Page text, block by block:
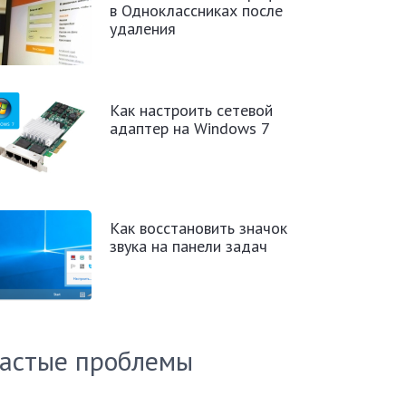
в Одноклассниках после
удаления
Как настроить сетевой
адаптер на Windows 7
Как восстановить значок
звука на панели задач
проблемы